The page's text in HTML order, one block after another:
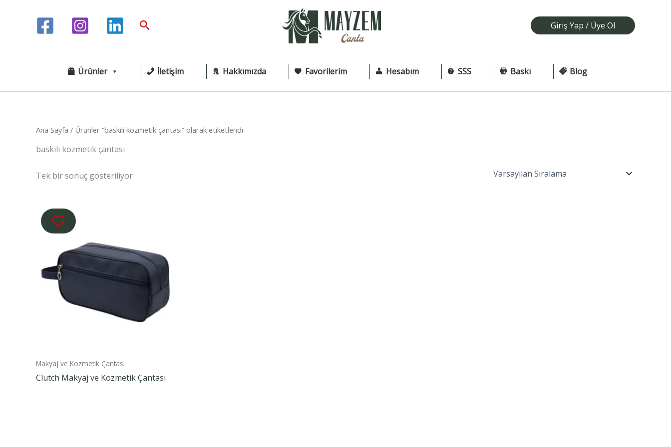
Arama Giriş Yap / Üye Ol
Ürünler İletişim Hakkımızda Favorilerim Hesabım SSS Baskı Blog
Ana Sayfa / Ürünler “baskılı kozmetik çantası” olarak etiketlendi
baskılı kozmetik çantası
Tek bir sonuç gösteriliyor
Makyaj ve Kozmetik Çantası
Clutch Makyaj ve Kozmetik Çantası